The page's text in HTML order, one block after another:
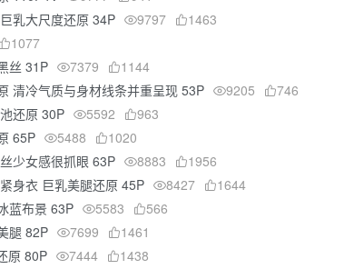
乳大尺度还原 34P 9797
1463
1077
丝 31P 7379
1144
清冷气质与身材线条并重呈现 53P 9205
746
还原 30P 5592
963
65P 5488
1020
少女感很抓眼 63P 8883
1956
身衣 巨乳美腿还原 45P 8427
1644
蓝布景 63P 5583
566
腿 82P 7699
1461
原 80P 7444
1438